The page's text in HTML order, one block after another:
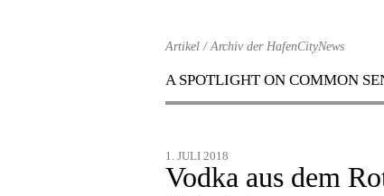
Artikel / Archiv der HafenCityNews
Menu
A SPOTLIGHT ON COMMON
Scroll
content
1. JULI 2018
Vodka aus dem